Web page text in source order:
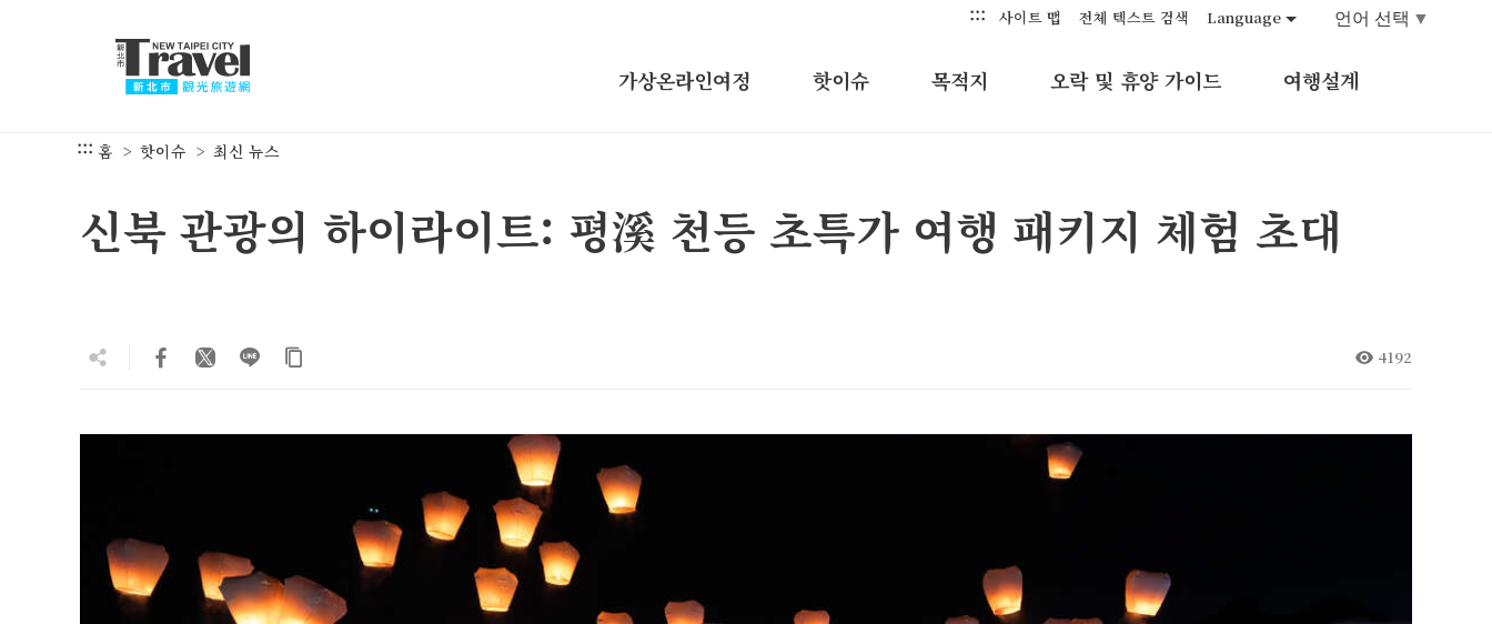
::: 사이트 맵 전체 텍스트 검색 Language 언어 선택 ▼
가상온라인여정 핫이슈 목적지 오락 및 휴양 가이드 여행설계
::: 홈 핫이슈 최신 뉴스
신북 관광의 하이라이트: 평溪 천등 초특가 여행 패키지 체험 초대
4192